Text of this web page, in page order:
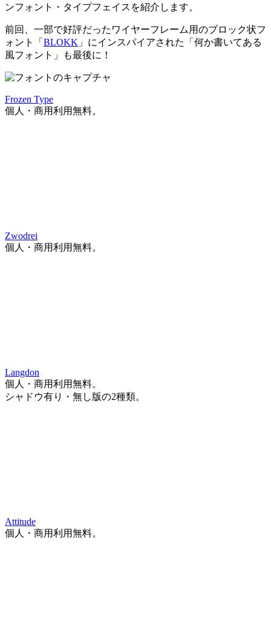
ンフォント・タイプフェイスを紹介します。
前回、一部で好評だったワイヤーフレーム用のブロック状フ
ォント「 BLOKK 」にインスパイアされた「何か書いてある
風フォント」も最後に！
Frozen Type
個人・商用利用無料。
Zwodrei
個人・商用利用無料。
Langdon
個人・商用利用無料。
シャドウ有り・無し版の2種類。
Attitude
個人・商用利用無料。